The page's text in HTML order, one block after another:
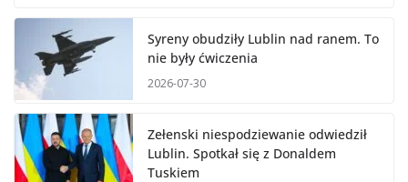
Syreny obudziły Lublin nad ranem. To
nie były ćwiczenia
2026-07-30
Zełenski niespodziewanie odwiedził
Lublin. Spotkał się z Donaldem
Tuskiem